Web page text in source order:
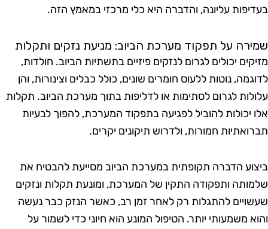
עליונה, והדברה היא כלי מרכזי במאמץ הזה.
על תפקוד מערכת הביוב: מניעת נזקים ותקלות
יכולים לגרום לנזקים פיזיים בתשתיות הביוב. חולדות,
נוטות ללעוס חומרים שונים, כולל כבלים וצינורות, והן
לגרום לסתימות או לדליפות בתוך מערכת הביוב. תקלות
יכולות להוביל לפגיעה בתפקוד המערכת, להפוך לבעיות
חמורות, ולדרוש תיקונים יקרים.
הדברה תקופתית במערכת הביוב מסייעת להבטיח את
ותפקודה התקין של המערכת, ומונעת תקלות ונזקים
להתגלות רק לאחר זמן רב, כאשר הנזק כבר נעשה
משמעותי יותר. הטיפול המונע הוא חיוני כדי לשמור על